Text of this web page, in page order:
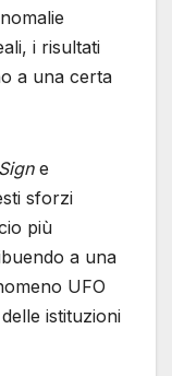
i risultati
a una certa
Signe
sforzi
più
a una
UFO
istituzioni